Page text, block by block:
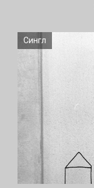
Сингл